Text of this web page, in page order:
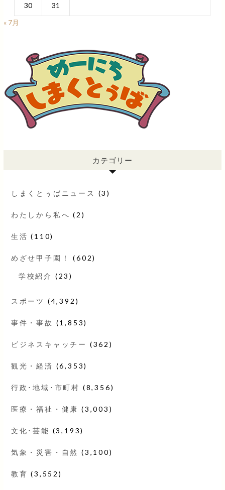
30
31
« 7月
カテゴリー
しまくとぅばニュース (3)
わたしから私へ (2)
生活 (110)
めざせ甲子園！ (602)
学校紹介 (23)
スポーツ (4,392)
事件・事故 (1,853)
ビジネスキャッチー (362)
観光・経済 (6,353)
行政･地域･市町村 (8,356)
医療・福祉・健康 (3,003)
文化･芸能 (3,193)
気象・災害・自然 (3,100)
教育 (3,552)